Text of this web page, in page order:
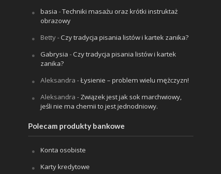
basia -Techniki masażu oraz krótki instruktaż
obrazowy
Betty-Czy tradycja pisania listów i kartek zanika?
Gabrysia -Czy tradycja pisania listów i kartek
zanika?
Aleksandra -Łysienie – problem wielu mężczyzn!
Aleksandra - Związek jest jak sok marchwiowy,
jeśli nie ma chemii to jest jednodniowy.
Polecam produkty bankowe
Konta osobiste
Karty kredytowe